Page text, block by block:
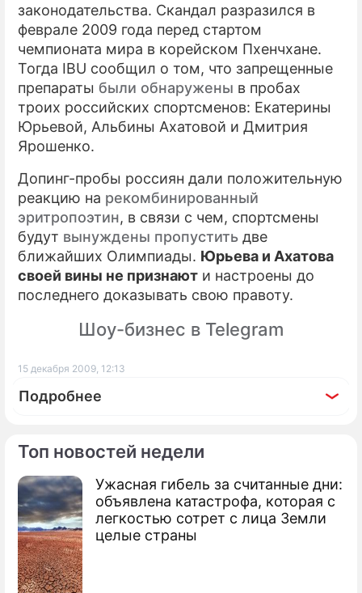
Топ новостей недели
Ужасная гибель за считанные дни:
объявлена катастрофа, которая с
легкостью сотрет с лица Земли
целые страны
законодательства. Скандал разразился в
феврале 2009 года перед стартом
чемпионата мира в корейском Пхенчхане.
Тогда IBU сообщил о том, что запрещенные
препараты были обнаружены в пробах
троих российских спортсменов: Екатерины
Юрьевой, Альбины Ахатовой и Дмитрия
Ярошенко.
Допинг-пробы россиян дали положительную
реакцию на рекомбинированный
эритропоэтин, в связи с чем, спортсмены
будут вынуждены пропустить две
ближайших Олимпиады. Юрьева и Ахатова
своей вины не признают и настроены до
последнего доказывать свою правоту.
Шоу-бизнес в Telegram
15 декабря 2009, 12:13
Подробнее
По теме
Продолжение: УЕФА оправдал
защитников ЦСКА